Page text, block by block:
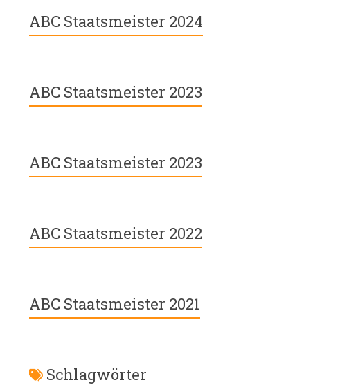
ABC Staatsmeister 2024
ABC Staatsmeister 2023
ABC Staatsmeister 2023
ABC Staatsmeister 2022
ABC Staatsmeister 2021
Schlagwörter